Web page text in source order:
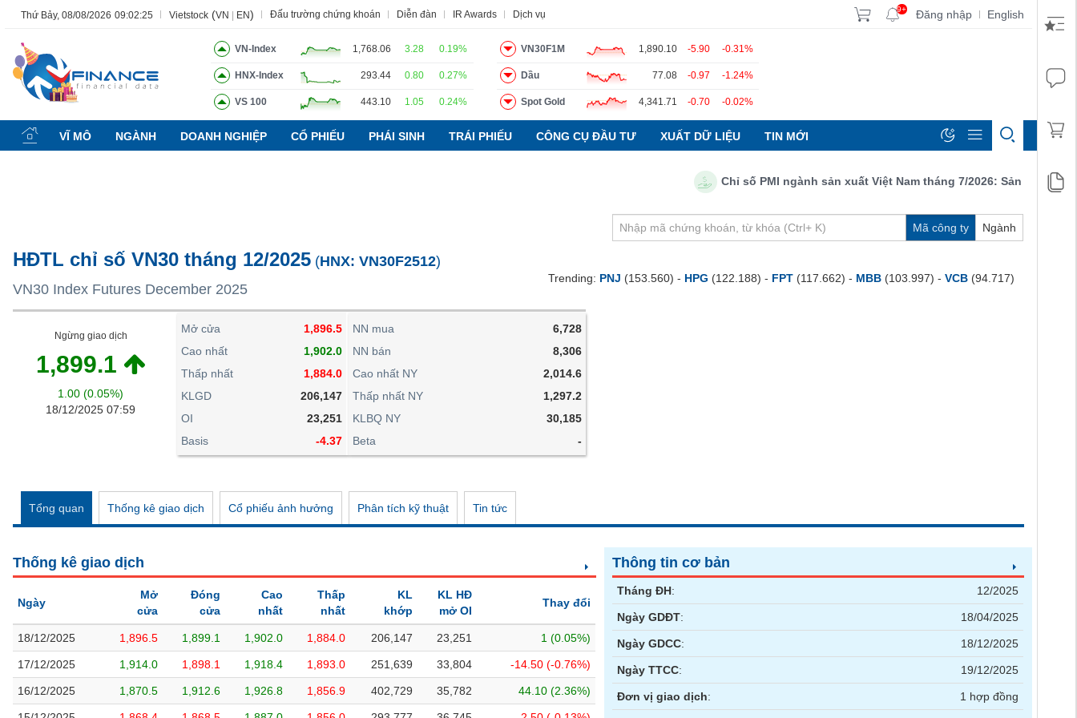
Thứ Bảy, 08/08/2026 09:02:26 Vietstock (VN EN) Đấu trường chứng khoán Diễn đàn IR Awards Dịch vụ 9+ Đăng nhập | English
VN-Index 1,768.06 3.28 0.19%
HNX-Index 293.44 0.80 0.27%
VS 100 443.10 1.05 0.24%
VN30F1M 1,890.10 -5.90 -0.31%
Dầu 77.08 -0.97 -1.24%
Spot Gold 4,341.71 -0.70 -0.02%
VĨ MÔ NGÀNH DOANH NGHIỆP CỔ PHIẾU PHÁI SINH TRÁI PHIẾU CÔNG CỤ ĐẦU TƯ XUẤT DỮ LIỆU TIN MỚI
Chỉ số PMI ngành sản xuất Việt Nam tháng 7/2026: Sản lượng, số
Mã công ty Ngành
HĐTL chỉ số VN30 tháng 12/2025 (HNX:VN30F2512)
VN30 Index Futures December 2025
Ngừng giao dịch
1,899.1
1.00 (0.05%)
18/12/2025 07:59
Mở cửa
1,896.5
Cao nhất
1,902.0
Thấp nhất
1,884.0
KLGD
206,147
OI
23,251
Basis
-4.37
NN mua
6,728
NN bán
8,306
Cao nhất NY
2,014.6
Thấp nhất NY
1,297.2
KLBQ NY
30,185
Beta
-
Trending: PNJ (153.560) - HPG (122.188) - FPT (117.662) - MBB (103.997) -VCB (94.717)
Tổng quan Thống kê giao dịch Cổ phiếu ảnh hưởng Phân tích kỹ thuật Tin tức
Thống kê giao dịch
Ngày
Mở
cửa
Đóng
cửa
Cao
nhất
Thấp
nhất
KL
khớp
KL HĐ
mở OI
Thay đổi
18/12/2025 1,896.5 1,899.1 1,902.0 1,884.0 206,147 23,251 1 (0.05%)
17/12/2025 1,914.0 1,898.1 1,918.4 1,893.0 251,639 33,804 -14.50 (-0.76%)
16/12/2025 1,870.5 1,912.6 1,926.8 1,856.9 402,729 35,782 44.10 (2.36%)
Thông tin cơ bản
Tháng ĐH: 12/2025
Ngày GDĐT: 18/04/2025
Ngày GDCC: 18/12/2025
Ngày TTCC: 19/12/2025
Đơn vị giao dịch: 1 hợp đồng
Tất cả Tính năng Ngành Mã chứng khoán Lãnh đạo Báo cáo phân tích Thuật ngữ
Tính
năng
(-)
CHỨNG
KHOÁN
NGHIỆP
ĐỘNG
CHÍNH
HÀNG
HÓA
KINH
THẾ